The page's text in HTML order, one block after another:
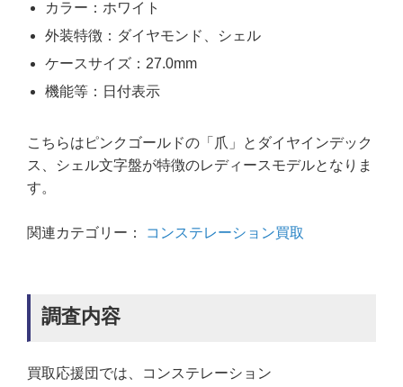
カラー：ホワイト
外装特徴：ダイヤモンド、シェル
ケースサイズ：27.0mm
機能等：日付表示
こちらはピンクゴールドの「爪」とダイヤインデック
ス、シェル文字盤が特徴のレディースモデルとなりま
す。
関連カテゴリー： コンステレーション買取
調査内容
買取応援団では、コンステレーション